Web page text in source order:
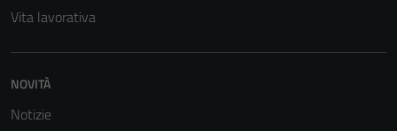
Vita lavorativa
NOVITÀ
Notizie